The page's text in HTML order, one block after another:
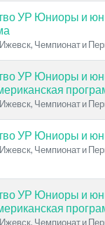
УР Юниоры и
Чемпионат и
УР Юниоры и
Чемпионат и
УР Юниоры и
Чемпионат и
УР Юниоры и
Чемпионат и